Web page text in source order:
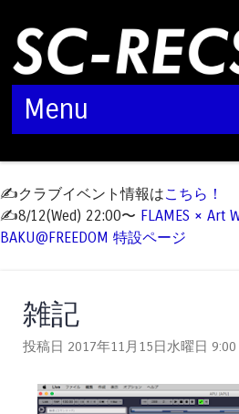
Menu
✍️クラブイベント情報はこちら！
✍️8/12(Wed) 22:00〜 FLAMES × Art
BAKU@FREEDOM 特設ページ
雑記
投稿日 2017年11月15日水曜日 9:00